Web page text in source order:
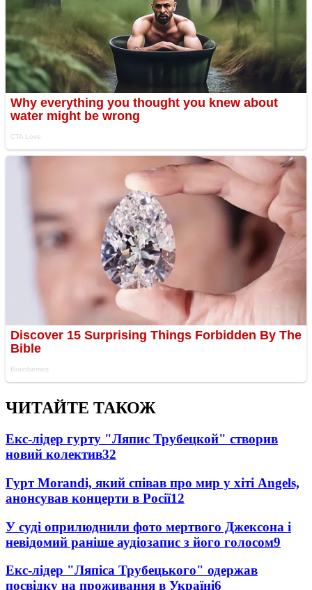
ЧИТАЙТЕ ТАКОЖ
Екс-лідер гурту "Ляпис Трубецкой" створив
новий колектив32
Гурт Morandi, який співав про мир у хіті Angels,
анонсував концерти в Росії12
У суді оприлюднили фото мертвого Джексона і
невідомий раніше аудіозапис з його голосом9
Екс-лідер "Ляпіса Трубецького" одержав
посвідку на проживання в Україні6